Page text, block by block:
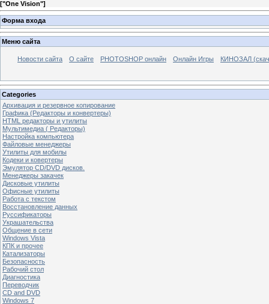
["One Vision"]
Форма входа
Меню сайта
Новости сайта О сайте PHOTOSHOP онлайн Онлайн Игры КИНОЗАЛ
Categories
Архивация и резервное копирование
Графика (Редакторы и конвертеры)
HTML редакторы и утилиты
Мультимедиа ( Редакторы)
Настройка компьютера
Файловые менеджеры
Утилиты для мобилы
Кодеки и ковертеры
Эмулятор CD/DVD дисков.
Менеджеры закачек
Дисковые утилиты
Офисные утилиты
Работа с текстом
Восстановление данных
Руссификаторы
Украшательства
Общение в сети
Windows Vista
КПК и прочее
Катализаторы
Безопасность
Рабочий стол
Диагностика
Переводчик
CD and DVD
Windows 7